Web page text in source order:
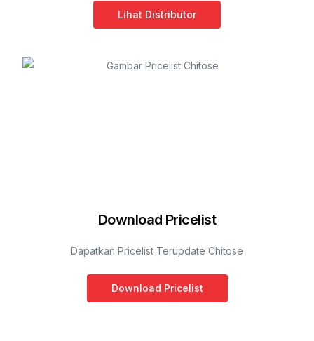
Lihat Distributor
Download Pricelist
Dapatkan Pricelist Terupdate Chitose
Download Pricelist